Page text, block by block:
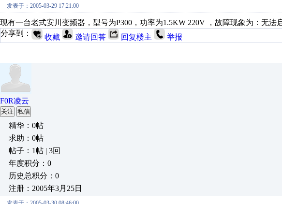
发表于：2005-03-29 17:21:00
现有一台老式安川变频器，型号为P300，功率为1.5KW 220V ，故障现象为：无法
分享到：
收藏 邀请回答 回复楼主 举报
F0R凌云
关注 私信
精华：0帖
求助：0帖
帖子：1帖 | 3回
年度积分：0
历史总积分：0
注册：2005年3月25日